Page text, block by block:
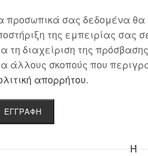
προσωπικά σας δεδομένα θα
της εμπειρίας σας
τη διαχείριση της
άλλους σκοπούς που
απορρήτου.
ΕΓΓΡΑΦΉ
Ή